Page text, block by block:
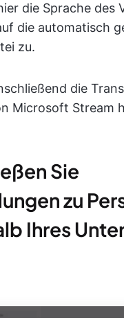
die Sprache des
die automatisch
zu.
die
Microsoft Stream
Sie
zu
Ihres